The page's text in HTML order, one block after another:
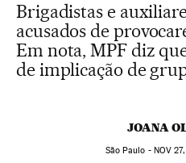
Brigadistas e
acusados de
Em nota, MPF diz
de implicação de
JOANA
São Paulo - NOV